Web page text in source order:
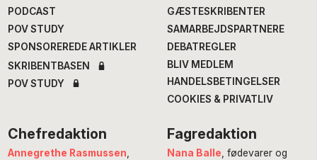
PODCAST
POV STUDY
SPONSOREREDE ARTIKLER
SKRIBENTBASEN
POV STUDY
GÆSTESKRIBENTER
SAMARBEJDSPARTNERE
DEBATREGLER
BLIV MEDLEM
HANDELSBETINGELSER
COOKIES & PRIVATLIV
Chefredaktion
Annegrethe Rasmussen
Fagredaktion
Nana Balle , fødevarer og